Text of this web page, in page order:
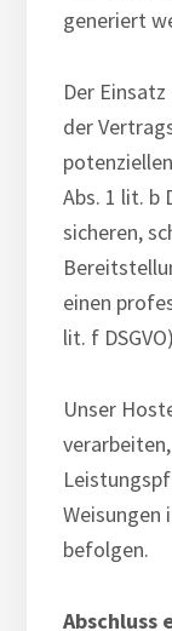
generiert
Der
der
Abs. 1 lit. b
sicheren,
einen
lit. f
Unser
Weisungen
befolgen.
Abschluss